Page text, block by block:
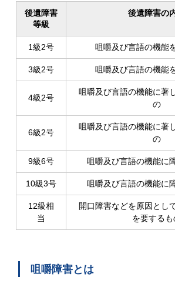
後遺障害
等級
後遺障害の
1級2号 咀嚼及び言語の機能
3級2号 咀嚼及び言語の機能
4級2号
咀嚼及び言語の機能に著
の
6級2号
咀嚼及び言語の機能に著
の
9級6号 咀嚼及び言語の機能に
10級3号 咀嚼及び言語の機能に
12級相
当
開口障害などを原因とし
を要するも
咀嚼障害とは